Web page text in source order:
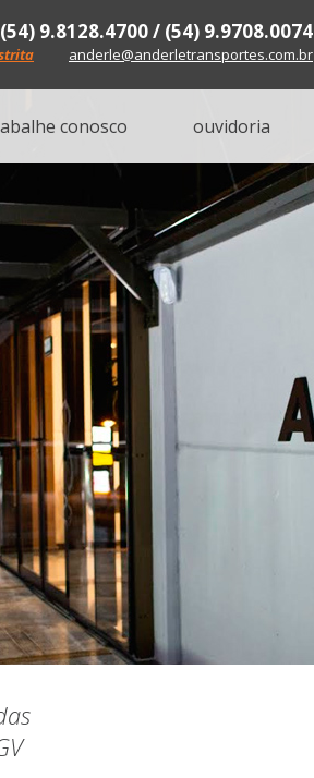
(54) 9.8128.4700 / (54) 9.9708.0074
anderle@anderletransportes.com.br
conosco ouvidoria